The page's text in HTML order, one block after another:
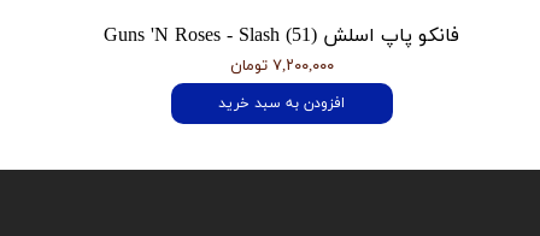
فانکو پاپ اسلش Guns 'N Roses - Slash (51)
۷,۲۰۰,۰۰۰ تومان
افزودن به سبد خرید